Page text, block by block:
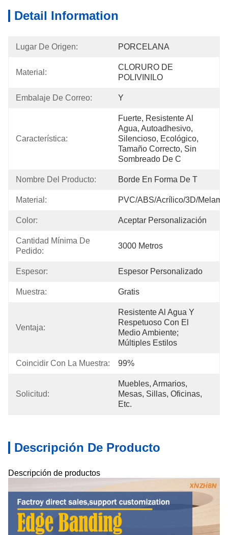
Detail Information
Lugar De Origen: PORCELANA
Material:
CLORURO DE
POLIVINILO
Embalaje De Correo: Y
Característica:
Fuerte, Resistente Al
Agua, Autoadhesivo,
Silencioso, Ecológico,
Tamaño Correcto, Sin
Sombreado De C
Nombre Del Producto: Borde En Forma De T
Material: PVC/ABS/Acrílico/3D/
Color: Aceptar Personalización
Cantidad Mínima De
Pedido:
3000 Metros
Espesor: Espesor Personalizado
Muestra: Gratis
Ventaja:
Resistente Al Agua Y
Respetuoso Con El
Medio Ambiente;
Múltiples Estilos
Coincidir Con La Muestra: 99%
Solicitud:
Muebles, Armarios,
Mesas, Sillas, Oficinas,
Etc.
Descripción De Producto
Descripción de productos